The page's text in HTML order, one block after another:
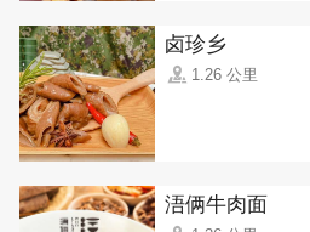
卤珍乡
1.26 公里
浯俩牛肉面